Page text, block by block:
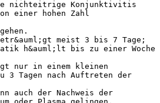
nichteitrige Konjunktivitis
einer hohen Zahl
meist 3 bis 7 Tage;
h&auml;lt bis zu einer Woche
nur in einem kleinen
3 Tagen nach Auftreten der
auch der Nachweis der